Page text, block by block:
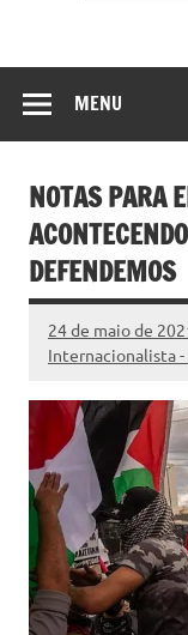
MENU
NOTAS PARA
DEFENDEMOS
24 de maio de
Internacionalista -